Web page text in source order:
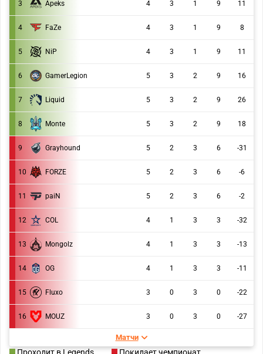
3 Apeks 4 3 1 9 11
4 FaZe 4 3 1 9 8
5 NiP 4 3 1 9 11
6 GamerLegion 5 3 2 9 16
7 Liquid 5 3 2 9 26
8 Monte 5 3 2 9 18
9 Grayhound 5 2 3 6 -31
10 FORZE 5 2 3 6 -6
11 paiN 5 2 3 6 -2
12 COL 4 1 3 3 -32
13 Mongolz 4 1 3 3 -13
14 OG 4 1 3 3 -11
15 Fluxo 3 0 3 0 -22
16 MOUZ 3 0 3 0 -27
Матчи